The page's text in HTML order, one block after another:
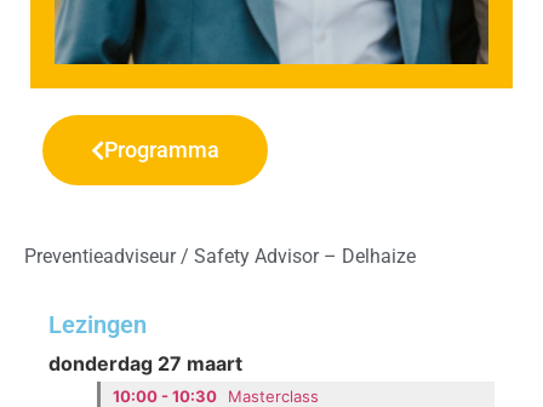
Programma
Preventieadviseur / Safety Advisor – Delhaize
Lezingen
donderdag 27 maart
10:00 - 10:30
Masterclass